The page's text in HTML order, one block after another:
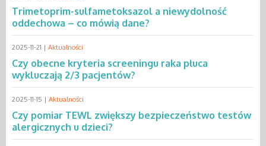
Trimetoprim-sulfametoksazol a niewydolność
oddechowa – co mówią dane?
2025-11-21 | Aktualności
Czy obecne kryteria screeningu raka płuca
wykluczają 2/3 pacjentów?
2025-11-15 | Aktualności
Czy pomiar TEWL zwiększy bezpieczeństwo testów
alergicznych u dzieci?